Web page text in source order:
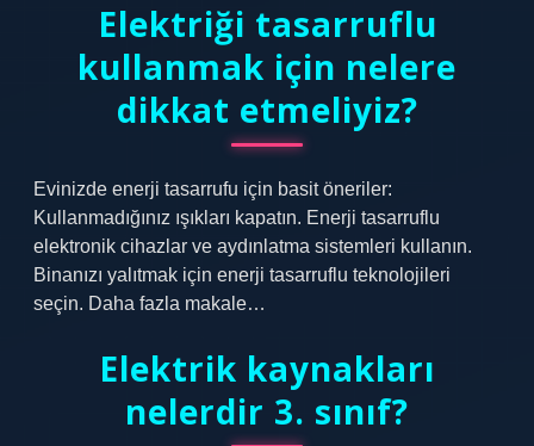
Elektriği tasarruflu
kullanmak için nelere
dikkat etmeliyiz?
Evinizde enerji tasarrufu için basit öneriler:
Kullanmadığınız ışıkları kapatın. Enerji tasarruflu
elektronik cihazlar ve aydınlatma sistemleri kullanın.
Binanızı yalıtmak için enerji tasarruflu teknolojileri
seçin. Daha fazla makale…
Elektrik kaynakları
nelerdir 3. sınıf?